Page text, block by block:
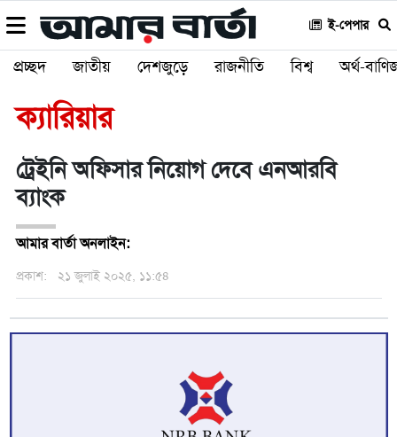
ই-পেপার
প্রচ্ছদ জাতীয় দেশজুড়ে রাজনীতি বিশ্ব অর্থ-
ক্যারিয়ার
ট্রেইনি অফিসার নিয়োগ দেবে এনআরবি
ব্যাংক
আমার বার্তা অনলাইন:
প্রকাশ: ২১ জুলাই ২০২৫, ১১:৫৪